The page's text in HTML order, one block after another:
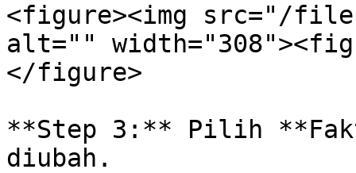
<figure><img src="/files/
alt=""
</figure>
**Step 3:** Pilih
diubah.